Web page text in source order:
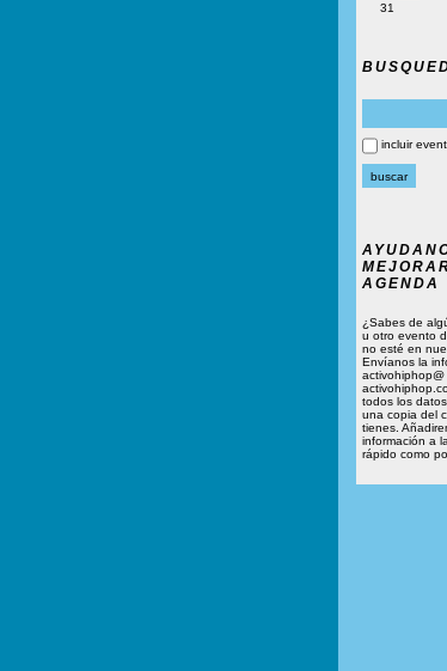
31
incluir
AGENDA
¿Sabes de
u otro evento
no esté en
Envíanos la
activohiphop@
todos los
una copia del
tienes.
información a
rápido como